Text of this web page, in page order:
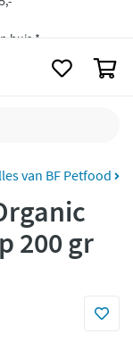
van BF Petfood
200 gr